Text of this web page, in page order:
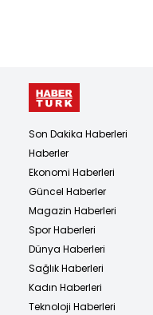
Son Dakika Haberleri
Haberler
Ekonomi Haberleri
Güncel Haberler
Magazin Haberleri
Spor Haberleri
Dünya Haberleri
Sağlık Haberleri
Kadın Haberleri
Teknoloji Haberleri